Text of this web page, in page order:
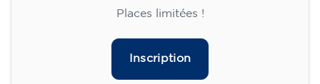
75 €